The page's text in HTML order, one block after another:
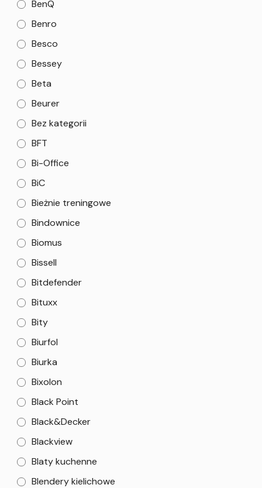
BenQ
Benro
Besco
Bessey
Beta
Beurer
Bez kategorii
BFT
Bi-Office
BiC
Bieżnie treningowe
Bindownice
Biomus
Bissell
Bitdefender
Bituxx
Bity
Biurfol
Biurka
Bixolon
Black Point
Black&Decker
Blackview
Blaty kuchenne
Blendery kielichowe